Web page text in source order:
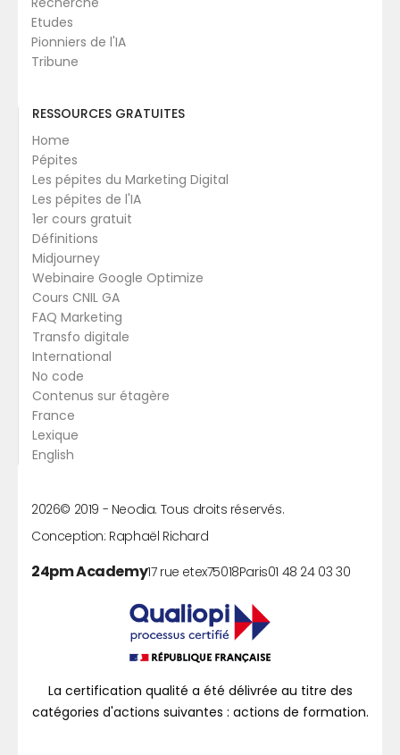
Etudes
Pionniers de l'IA
Tribune
RESSOURCES GRATUITES
Home
Pépites
Les pépites du Marketing Digital
Les pépites de l'IA
1er cours gratuit
Définitions
Midjourney
Webinaire Google Optimize
Cours CNIL GA
FAQ Marketing
Transfo digitale
International
No code
Contenus sur étagère
France
Lexique
English
© 2019 -
2026
Neodia. Tous droits réservés.
Conception: Raphaël Richard
24pm Academy17 rue etex75018Paris01 48 24 03 30
La certification qualité a été délivrée au titre des
catégories d'actions suivantes : actions de formation.